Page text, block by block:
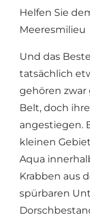
Helfen Sie
Meeresmilieu
Und das
tatsächlich
gehören zwar
Belt, doch
angestiegen.
kleinen
Aqua
Krabben aus
spürbaren